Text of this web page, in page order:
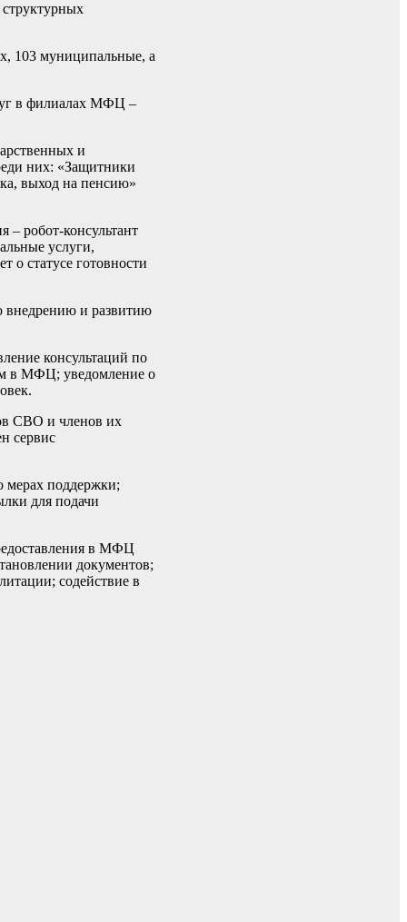
103 муниципальные, а
в филиалах МФЦ –
и
них: «Защитники
выход на пенсию»
робот-консультант
услуги,
о статусе готовности
внедрению и развитию
консультаций по
в МФЦ; уведомление о
СВО и членов их
сервис
мерах поддержки;
для подачи
в МФЦ
документов;
содействие в